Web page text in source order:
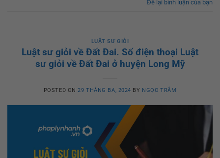
Để lại bình luận của bạn
LUẬT SƯ GIỎI
Luật sư giỏi về Đất Đai. Số điện thoại Luật
sư giỏi về Đất Đai ở huyện Long Mỹ
POSTED ON29 THÁNG BA, 2024 BY NGỌC TRÂM